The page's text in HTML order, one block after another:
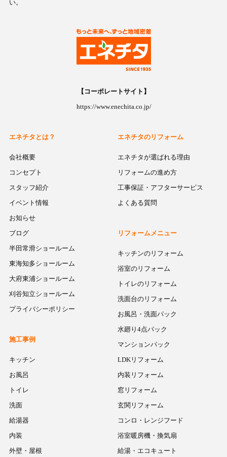
い。
【コーポレートサイト】
https://www.enechita.co.jp/
エネチタとは？
会社概要
コンセプト
スタッフ紹介
イベント情報
お知らせ
ブログ
半田常滑ショールーム
東海知多ショールーム
大府東浦ショールーム
刈谷知立ショールーム
プライバシーポリシー
エネチタのリフォーム
エネチタが選ばれる理由
リフォームの進め方
工事保証・アフターサービス
よくある質問
リフォームメニュー
キッチンのリフォーム
浴室のリフォーム
トイレのリフォーム
洗面台のリフォーム
お風呂・洗面パック
水廻り4点パック
マンションパック
LDKリフォーム
内装リフォーム
窓リフォーム
玄関リフォーム
コンロ・レンジフード
浴室暖房機・換気扇
給湯・エコキュート
施工事例
キッチン
お風呂
トイレ
洗面
給湯器
内装
外壁・屋根